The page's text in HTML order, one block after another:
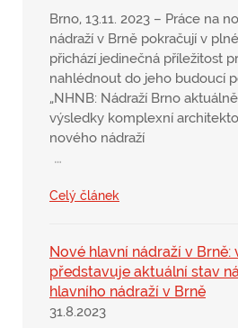
Brno, 13.11. 2023 – Práce na
nádraží v Brně pokračují v
přichází jedinečná příležitost
nahlédnout do jeho budoucí
„NHNB: Nádraží Brno
výsledky komplexní
nového nádraží
…
Celý článek
Nové hlavní nádraží v Brně:
představuje aktuální stav
hlavního nádraží v Brně
31.8.2023